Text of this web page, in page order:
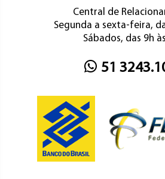
Central de
Segunda a sexta-feira,
Sábados, das 9h
51